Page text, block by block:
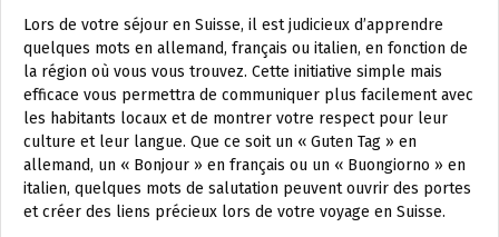
Lors de votre séjour en Suisse, il est judicieux d’apprendre
quelques mots en allemand, français ou italien, en fonction de
la région où vous vous trouvez. Cette initiative simple mais
efficace vous permettra de communiquer plus facilement avec
les habitants locaux et de montrer votre respect pour leur
culture et leur langue. Que ce soit un « Guten Tag » en
allemand, un « Bonjour » en français ou un « Buongiorno » en
italien, quelques mots de salutation peuvent ouvrir des portes
et créer des liens précieux lors de votre voyage en Suisse.